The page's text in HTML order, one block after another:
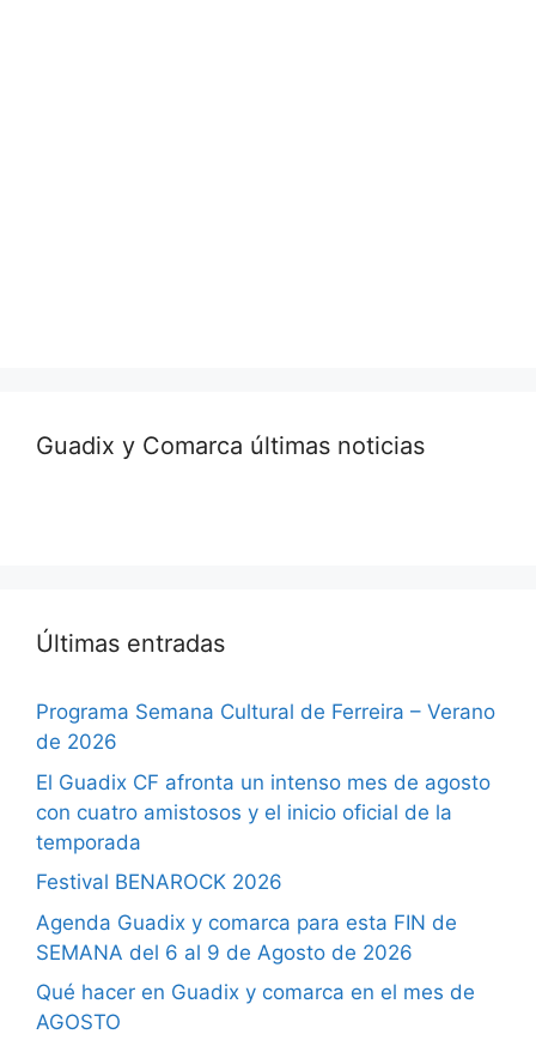
Guadix y Comarca últimas noticias
Últimas entradas
Programa Semana Cultural de Ferreira – Verano
de 2026
El Guadix CF afronta un intenso mes de agosto
con cuatro amistosos y el inicio oficial de la
temporada
Festival BENAROCK 2026
Agenda Guadix y comarca para esta FIN de
SEMANA del 6 al 9 de Agosto de 2026
Qué hacer en Guadix y comarca en el mes de
AGOSTO